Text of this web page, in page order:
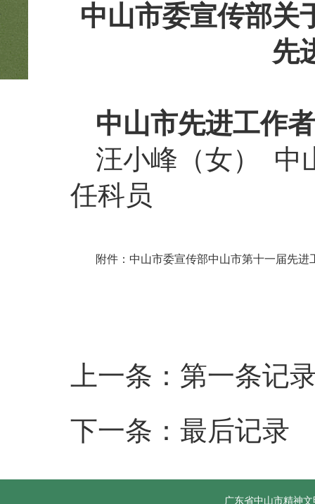
中山市委宣传部关
先
中山市先进工作
汪小峰（女） 中
任科员
附件：中山市委宣传部中山市第十一届先
上一条：第一条记
下一条：最后记录
广东省中山市精神